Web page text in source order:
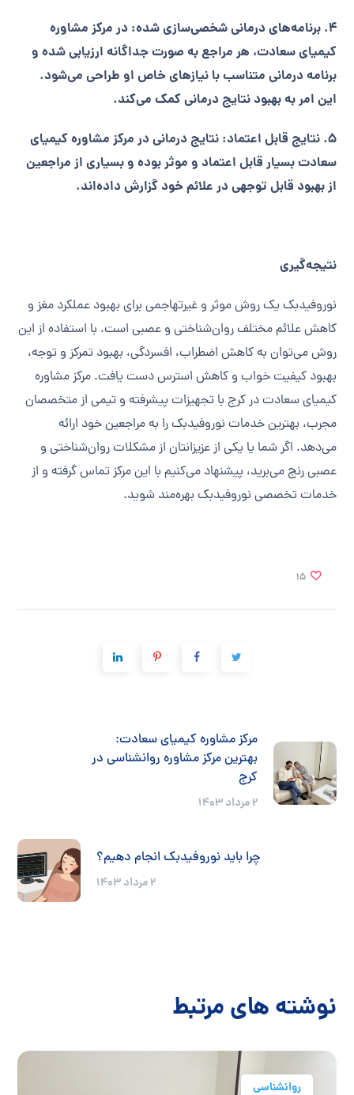
4. برنامه‌های درمانی شخصی‌سازی شده: در مرکز مشاوره
کیمیای سعادت، هر مراجع به صورت جداگانه ارزیابی شده و
برنامه درمانی متناسب با نیازهای خاص او طراحی می‌شود.
این امر به بهبود نتایج درمانی کمک می‌کند.
5. نتایج قابل اعتماد: نتایج درمانی در مرکز مشاوره کیمیای
سعادت بسیار قابل اعتماد و موثر بوده و بسیاری از مراجعین
از بهبود قابل توجهی در علائم خود گزارش داده‌اند.
نتیجه‌گیری
نوروفیدبک یک روش موثر و غیرتهاجمی برای بهبود عملکرد مغز و
کاهش علائم مختلف روان‌شناختی و عصبی است. با استفاده از این
روش می‌توان به کاهش اضطراب، افسردگی، بهبود تمرکز و توجه،
بهبود کیفیت خواب و کاهش استرس دست یافت. مرکز مشاوره
کیمیای سعادت در کرج با تجهیزات پیشرفته و تیمی از متخصصان
مجرب، بهترین خدمات نوروفیدبک را به مراجعین خود ارائه
می‌دهد. اگر شما یا یکی از عزیزانتان از مشکلات روان‌شناختی و
عصبی رنج می‌برید، پیشنهاد می‌کنیم با این مرکز تماس گرفته و از
خدمات تخصصی نوروفیدبک بهره‌مند شوید.
15
مرکز مشاوره کیمیای سعادت:
بهترین مرکز مشاوره روانشناسی در
کرج
2 مرداد 1403
چرا باید نوروفیدبک انجام دهیم؟
2 مرداد 1403
نوشته های مرتبط
روانشناسی